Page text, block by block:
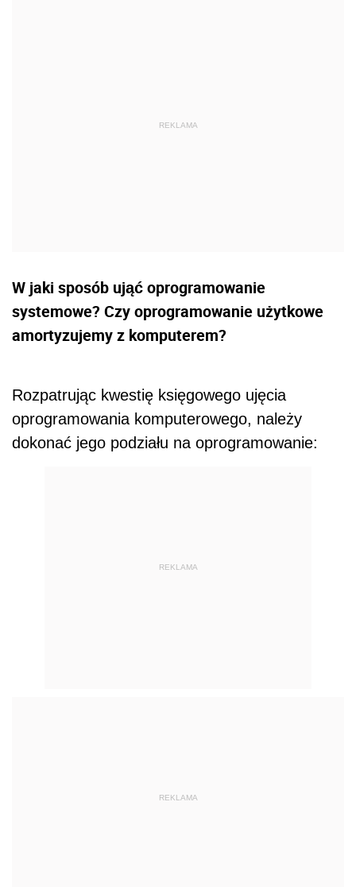
W jaki sposób ująć oprogramowanie
systemowe? Czy oprogramowanie użytkowe
amortyzujemy z komputerem?
Rozpatrując kwestię księgowego ujęcia
oprogramowania komputerowego, należy
dokonać jego podziału na oprogramowanie:
REKLAMA
REKLAMA